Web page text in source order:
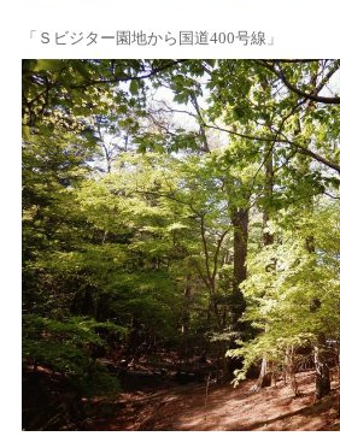
「Ｓビジター園地から国道400号線」